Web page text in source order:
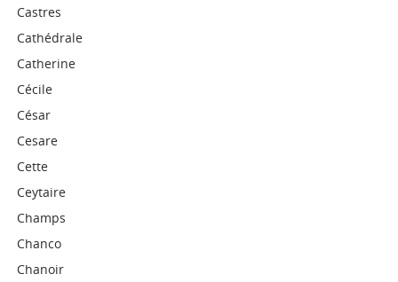
Castres
Cathédrale
Catherine
Cécile
César
Cesare
Cette
Ceytaire
Champs
Chanco
Chanoir